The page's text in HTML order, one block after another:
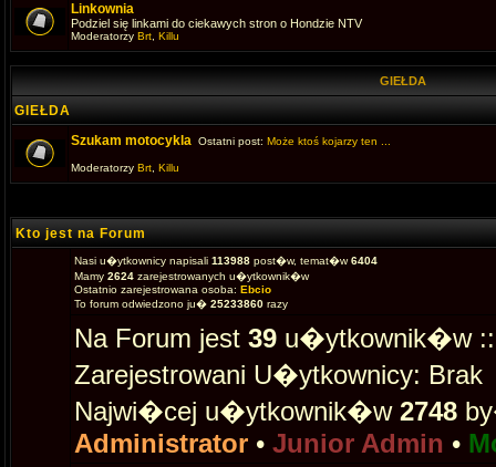
Linkownia
Podziel się linkami do ciekawych stron o Hondzie NTV
Moderatorzy Brt Killu
GIEŁDA
GIEŁDA
Szukam motocykla Ostatni post: Może ktoś kojarzy ten ...
Moderatorzy Brt Killu
Kto jest na Forum
Nasi u�ytkownicy napisali 113988 post�w, temat�w6404
Mamy 2624 zarejestrowanych u�ytkownik�w
Ostatnio zarejestrowana osoba: Ebcio
To forum odwiedzono ju� 25233860 razy
Na Forum jest 39 u�ytkownik�w ::
Zarejestrowani U�ytkownicy: Brak
Najwi�cej u�ytkownik�w 2748
Administrator • Junior Admin •